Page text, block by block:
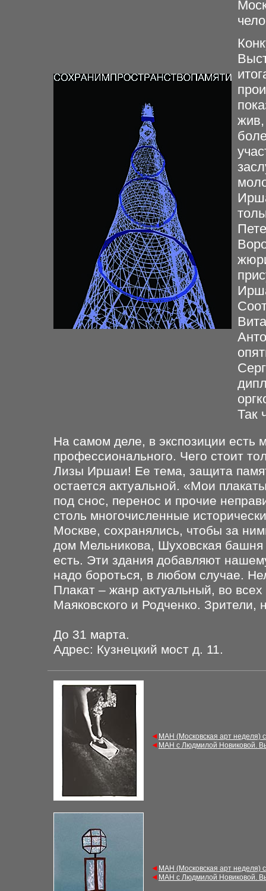
Так
На самом деле, в экспозиции есть
профессионального. Чего стоит
Лизы Иршаи! Ее тема, защита
остается актуальной. «Мои
под снос, перенос и прочие
столь многочисленные
Москве, сохранялись, чтобы за
дом Мельникова, Шуховская башня
есть. Эти здания добавляют
надо бороться, в любом случае.
Плакат – жанр актуальный, во
Маяковского и Родченко. Зрители,
До 31 марта.
Адрес: Кузнецкий мост д. 11.
◄ МАН (Московская арт неделя)
◄ МАН с Людмилой Новиковой.
◄ МАН (Московская арт неделя)
◄ МАН с Людмилой Новиковой.